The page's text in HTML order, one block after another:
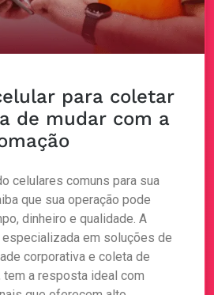
para coletar
de mudar com a
celulares comuns para sua
que sua operação pode
dinheiro e qualidade. A
especializada em soluções de
corporativa e coleta de
a resposta ideal com